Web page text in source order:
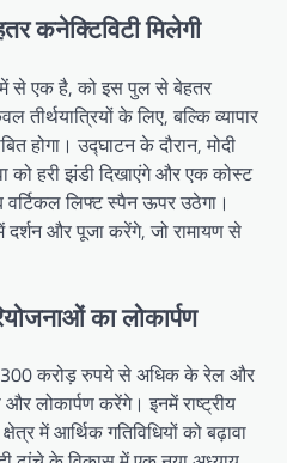
कनेक्टिविटी मिलेगी
में से एक है, को इस पुल से बेहतर
के लिए, बल्कि व्यापार
होगा। उद्घाटन के दौरान, मोदी
को हरी झंडी दिखाएंगे और एक कोस्ट
वर्टिकल लिफ्ट स्पैन ऊपर उठेगा।
दर्शन और पूजा करेंगे, जो रामायण से
का लोकार्पण
करोड़ रुपये से अधिक के रेल और
लोकार्पण करेंगे। इनमें राष्ट्रीय
में आर्थिक गतिविधियों को बढ़ावा